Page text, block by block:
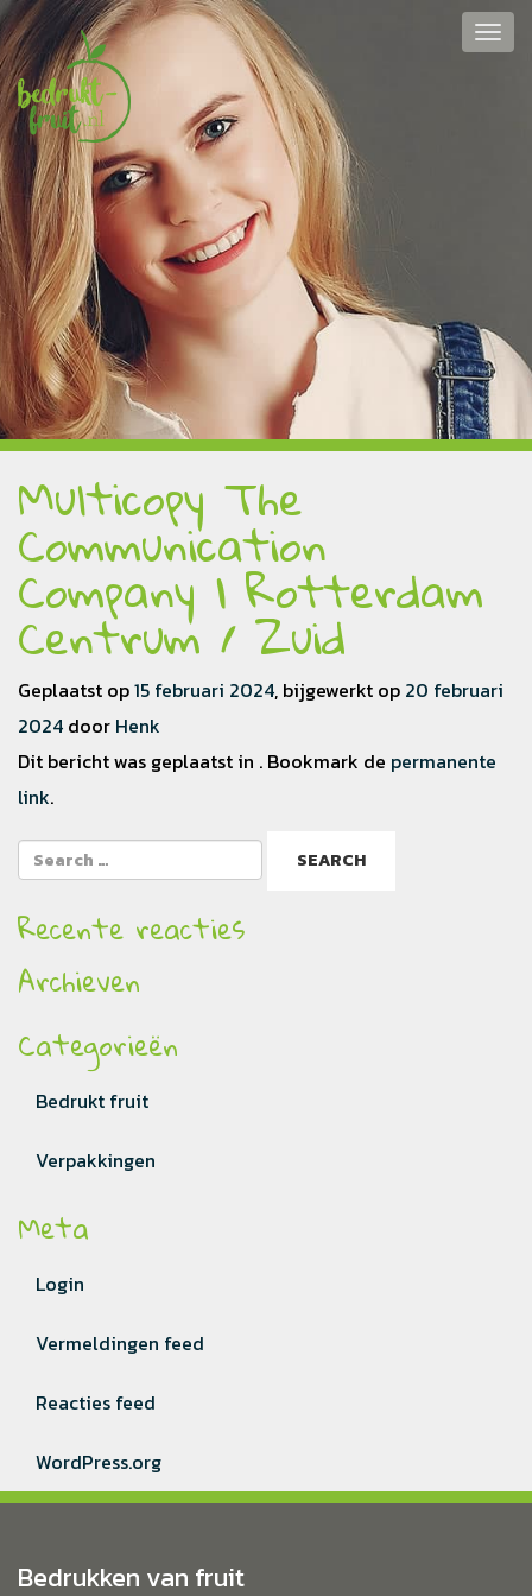
Multicopy The
Communication
Company | Rotterdam
Centrum / Zuid
Geplaatst op15 februari 2024, bijgewerkt op 20 februari
2024 door Henk
Dit bericht was geplaatst in . Bookmark de permanente
link.
Recente reacties
Archieven
Categorieën
Bedrukt fruit
Verpakkingen
Meta
Login
Vermeldingen feed
Reacties feed
WordPress.org
Bedrukken van fruit